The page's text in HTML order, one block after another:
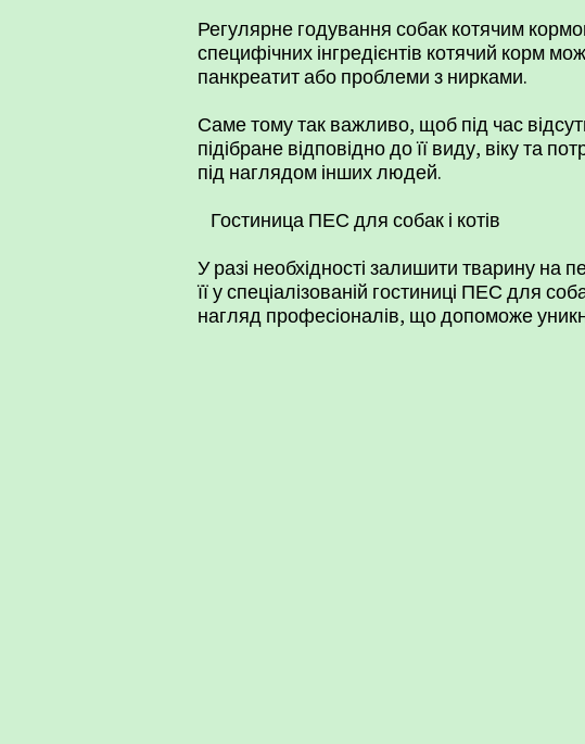
Регулярне годування собак котячим
специфічних інгредієнтів котячий корм
панкреатит або проблеми з нирками.
Саме тому так важливо, щоб під час
підібране відповідно до її виду, віку та
під наглядом інших людей.
Гостиница ПЕС для собак і котів
У разі необхідності залишити тварину на
її у спеціалізованій гостиниці ПЕС для
нагляд професіоналів, що допоможе